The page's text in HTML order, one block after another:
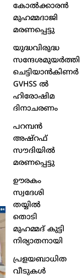
കോൽക്കാരൻ
മുഹമ്മദാജി
മരണപ്പെട്ടു
യുദ്ധവിരുദ്ധ
സന്ദേശമുയർത്തി
ചെട്ടിയാൻകിണർ
GVHSS ൽ
ഹിരോഷിമ
ദിനാചരണം
പറമ്പൻ
അഷ്‌റഫ്
സൗദിയിൽ
മരണപ്പെട്ടു
ഊരകം
സ്വദേശി
തയ്യിൽ
തൊടി
മുഹമ്മദ് കുട്ടി
നിര്യാതനായി
പ്രളയബാധിത
വീടുകൾ